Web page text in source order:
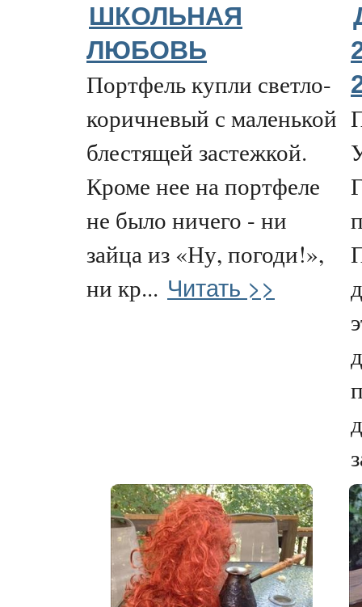
ШКОЛЬНАЯ
ЛЮБОВЬ
Портфель купли светло-
коричневый с маленькой
блестящей застежкой.
Кроме нее на портфеле
не было ничего - ни
зайца из «Ну, погоди!»,
ни кр... Читать >>